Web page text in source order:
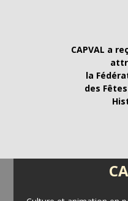
CAPVAL a
la
des